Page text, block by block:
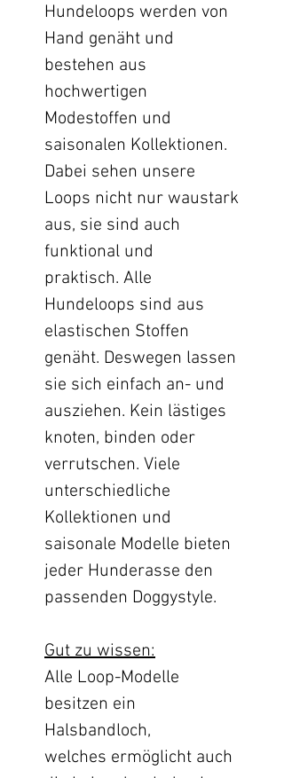
Hundeloops werden von
Hand genäht und
bestehen aus
hochwertigen
Modestoffen und
saisonalen Kollektionen.
Dabei sehen unsere
Loops nicht nur waustark
aus, sie sind auch
funktional und
praktisch. Alle
Hundeloops sind aus
elastischen Stoffen
genäht. Deswegen lassen
sie sich einfach an- und
ausziehen. Kein lästiges
knoten, binden oder
verrutschen. Viele
unterschiedliche
Kollektionen und
saisonale Modelle bieten
jeder Hunderasse den
passenden Doggystyle.
Gut zu wissen:
Alle Loop-Modelle
besitzen ein
Halsbandloch,
welches ermöglicht auch